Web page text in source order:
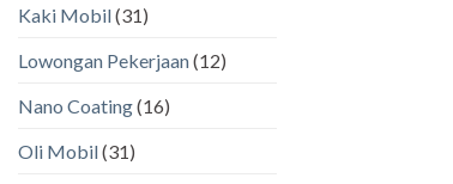
Kaki Mobil(31)
Lowongan Pekerjaan(12)
Nano Coating(16)
Oli Mobil(31)